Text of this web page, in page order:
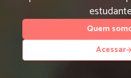
Quem
Acessar